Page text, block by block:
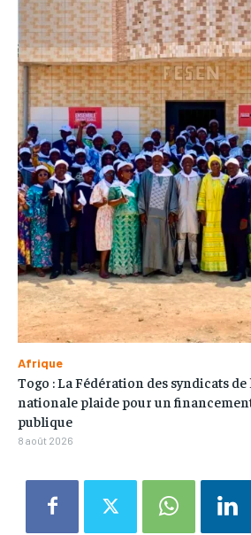
Afrique
Togo : La Fédération des syndicats de
nationale plaide pour un
publique
8 août 2026